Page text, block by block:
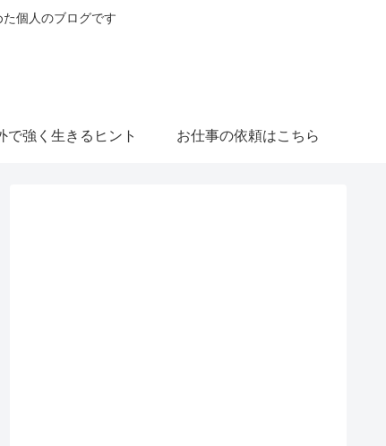
個人のブログです
で強く生きるヒント お仕事の依頼はこちら